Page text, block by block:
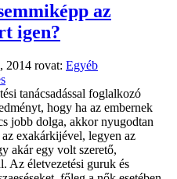
az
igen?
2014 rovat: Egyéb
tanácsadással foglalkozó
hogy ha az embernek
jobb dolga, akkor nyugodtan
exakárkijével, legyen az
akár egy volt szerető,
Az életvezetési guruk és